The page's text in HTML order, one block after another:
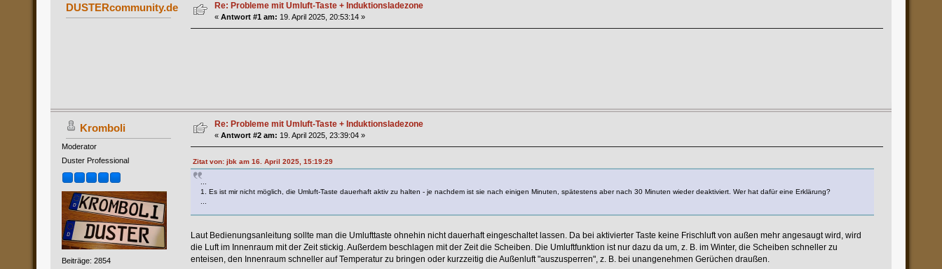
DUSTERcommunity.de Re: Probleme mit Umluft-Taste + Induktionsladezone
« Antwort #1 am: 19. April 2025, 20:53:14 »
Kromboli
Moderator
Duster Professional
Beiträge: 2854
Re: Probleme mit Umluft-Taste + Induktionsladezone
« Antwort #2 am: 19. April 2025, 23:39:04 »
Zitat von: jbk am 16. April 2025, 15:19:29
...
1. Es ist mir nicht möglich, die Umluft-Taste dauerhaft aktiv zu halten - je nachdem ist sie nach einigen Minuten, spätestens aber nach 30 Minuten wieder deaktiviert. Wer hat dafür eine Erklärung?
...
Laut Bedienungsanleitung sollte man die Umlufttaste ohnehin nicht dauerhaft eingeschaltet lassen. Da bei aktivierter Taste keine Frischluft von außen mehr angesaugt wird, wird
die Luft im Innenraum mit der Zeit stickig. Außerdem beschlagen mit der Zeit die Scheiben. Die Umluftfunktion ist nur dazu da um, z. B. im Winter, die Scheiben schneller zu
enteisen, den Innenraum schneller auf Temperatur zu bringen oder kurzzeitig die Außenluft "auszusperren", z. B. bei unangenehmen Gerüchen draußen.